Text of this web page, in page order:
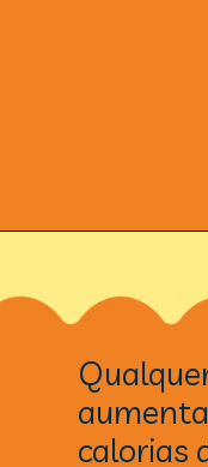
calorias